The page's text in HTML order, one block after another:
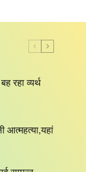
रहा व्यर्थ
आत्महत्या,यहां